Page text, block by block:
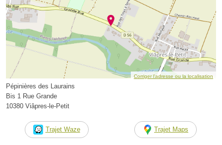
Corriger l’adresse ou la localisation
Pépinières des Laurains
Bis 1 Rue Grande
10380 Viâpres-le-Petit
Trajet Waze Trajet Maps